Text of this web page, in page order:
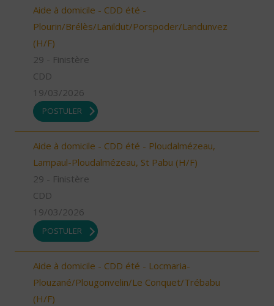
Aide à domicile - CDD été -
Plourin/Brélès/Lanildut/Porspoder/Landunvez
(H/F)
29 - Finistère
CDD
19/03/2026
POSTULER
Aide à domicile - CDD été - Ploudalmézeau,
Lampaul-Ploudalmézeau, St Pabu (H/F)
29 - Finistère
CDD
19/03/2026
POSTULER
Aide à domicile - CDD été - Locmaria-
Plouzané/Plougonvelin/Le Conquet/Trébabu
(H/F)